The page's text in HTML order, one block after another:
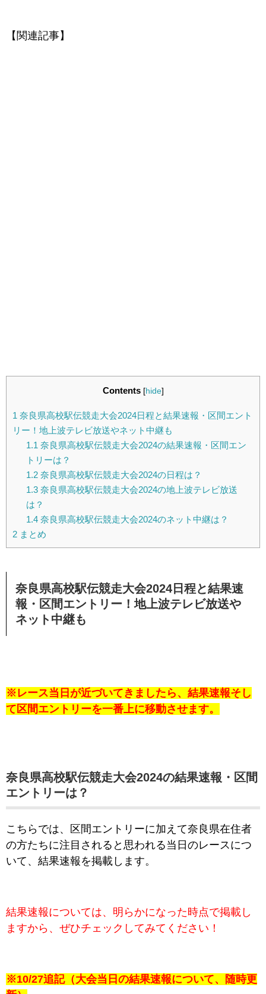
【関連記事】
Contents [hide]
1 奈良県高校駅伝競走大会2024日程と結果速報・区間エント
リー！地上波テレビ放送やネット中継も
1.1 奈良県高校駅伝競走大会2024の結果速報・区間エン
トリーは？
1.2奈良県高校駅伝競走大会2024の日程は？
1.3奈良県高校駅伝競走大会2024の地上波テレビ放送
は？
1.4奈良県高校駅伝競走大会2024のネット中継は？
2 まとめ
奈良県高校駅伝競走大会2024日程と結果速
報・区間エントリー！地上波テレビ放送や
ネット中継も
※レース当日が近づいてきましたら、結果速報そし
て区間エントリーを一番上に移動させます。
奈良県高校駅伝競走大会2024の結果速報・区間
エントリーは？
こちらでは、区間エントリーに加えて奈良県在住者
の方たちに注目されると思われる当日のレースにつ
いて、結果速報を掲載します。
結果速報については、明らかになった時点で掲載し
ますから、ぜひチェックしてみてください！
※10/27追記（大会当日の結果速報について、随時更